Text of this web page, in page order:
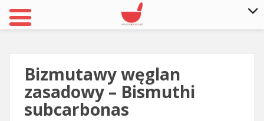
Bizmutawy węglan
zasadowy – Bismuthi
subcarbonas